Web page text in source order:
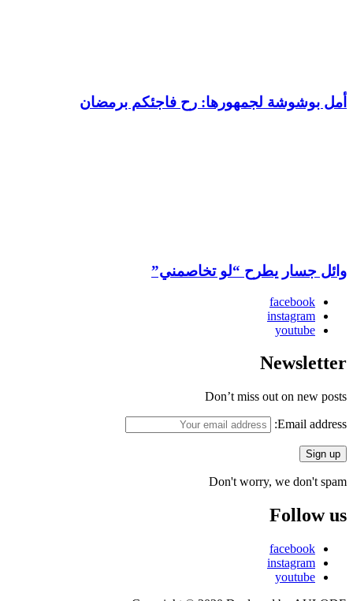
أمل بوشوشة لجمهورها: رح فاجئكم برمضان
وائل جسار يطرح “لو تخاصمني”
facebook
instagram
youtube
Newsletter
Don’t miss out on new posts
Email address:
Don't worry, we don't spam
Follow us
facebook
instagram
youtube